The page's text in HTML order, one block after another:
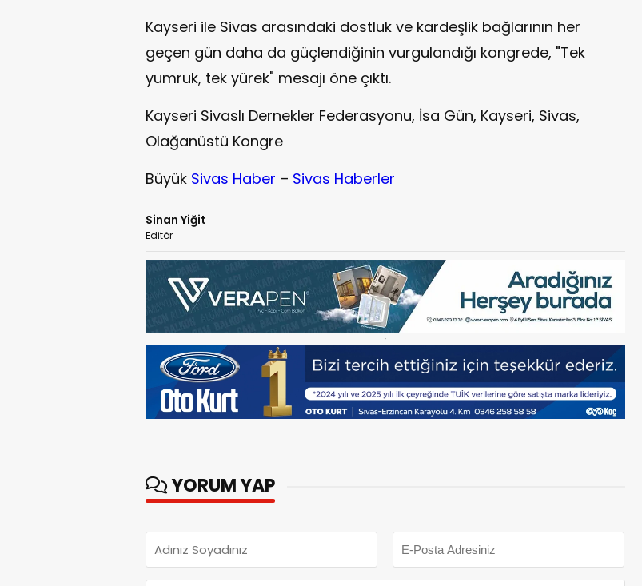
Kayseri ile Sivas arasındaki dostluk ve kardeşlik bağlarının her
geçen gün daha da güçlendiğinin vurgulandığı kongrede, "Tek
yumruk, tek yürek" mesajı öne çıktı.
Kayseri Sivaslı Dernekler Federasyonu, İsa Gün, Kayseri, Sivas,
Olağanüstü Kongre
Büyük Sivas Haber – Sivas Haberler
Sinan Yiğit
Editör
YORUM YAP